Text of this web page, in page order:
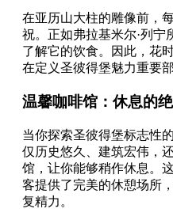
在亚历山大柱的雕像前，
祝。正如弗拉基米尔·列宁
了解它的饮食。因此，花
在定义圣彼得堡魅力重要
温馨咖啡馆：休息的
当你探索圣彼得堡标志性
仅历史悠久、建筑宏伟，
馆，让你能够稍作休息。
客提供了完美的休憩场所
复精力。